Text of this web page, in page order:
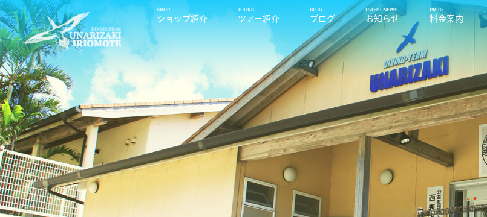
ショップ紹介 ツアー紹介 ブログ お知らせ 料金案内